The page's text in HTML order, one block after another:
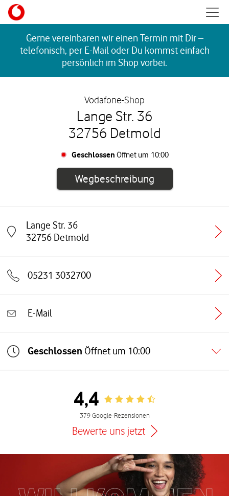
Skip to content
Gerne vereinbaren wir einen Termin mit Dir –
telefonisch, per E-Mail oder Du kommst einfach
persönlich im Shop vorbei.
Vodafone-Shop
Lange Str. 36
32756 Detmold
Geschlossen Öffnet um 10:00
WegbeschreibungLink öffnet in
Lange Str. 36
32756 Detmold
Link öffnet in einem neuen Tab
05231 3032700
E-Mail
Geschlossen Öffnet um 10:00
4,4 Rating 4.4
379 Google-Rezensionen
Bewerte uns jetzt